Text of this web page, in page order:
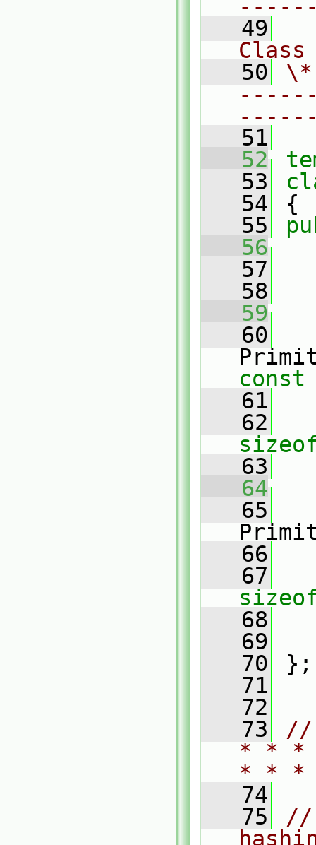
   49
   50
   51
   52
   53
   54
{
   55
   56
   57
   58
   59
   60
const
   61
   62
   63
   64
   65
   66
   67
   68
   69
   70
};
   71
   72
   73
//
* * *
* *
   74
   75